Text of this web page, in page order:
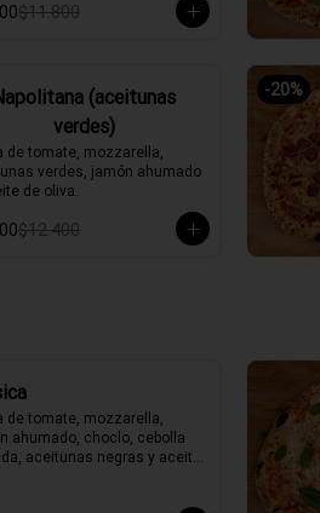
$11.800
(aceitunas
verdes)
de tomate, mozzarella,
verdes, jamón ahumado
de oliva.
$12.400
-20%
de tomate, mozzarella,
ahumado, choclo, cebolla
aceitunas negras y aceite